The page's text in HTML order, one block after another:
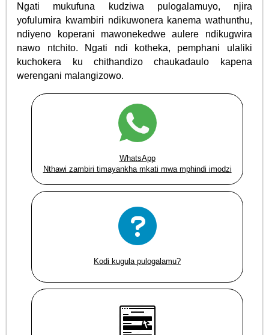
Ngati mukufuna kudziwa pulogalamuyo, njira
yofulumira kwambiri ndikuwonera kanema wathunthu,
ndiyeno koperani mawonekedwe aulere ndikugwira
nawo ntchito. Ngati ndi kotheka, pemphani ulaliki
kuchokera ku chithandizo chaukadaulo kapena
werengani malangizowo.
WhatsApp
Nthawi zambiri timayankha mkati mwa mphindi imodzi
Kodi kugula pulogalamu?